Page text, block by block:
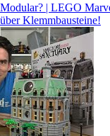
| LEGO
Klemmbausteine!